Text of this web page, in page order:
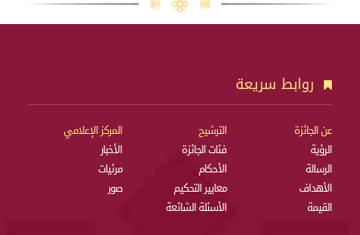
روابط سريعة
عن الجائزة
الرؤية
الرسالة
الأهداف
القيمة
الترشيح
فئات الجائزة
الأحكام
معايير التحكيم
الأسئلة الشائعة
المركز الإعلامي
الأخبار
مرئيات
صور